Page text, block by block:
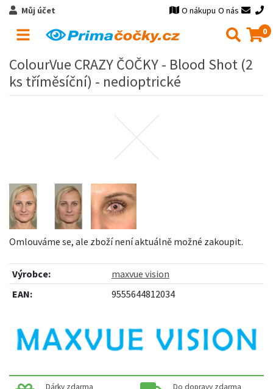
Můj účet O nákupu O nás
0
ColourVue CRAZY ČOČKY - Blood Shot (2
ks tříměsíční) - nedioptrické
Omlouváme se, ale zboží není aktuálně možné zakoupit.
Výrobce:
maxvue vision
EAN:
9555644812034
Dárky zdarma
Do dopravy zdarma